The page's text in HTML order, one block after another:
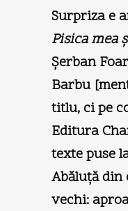
Surpriza e
Pisica mea
Şerban
Barbu
titlu, ci pe
Editura
texte puse
Abăluţă din
vechi: